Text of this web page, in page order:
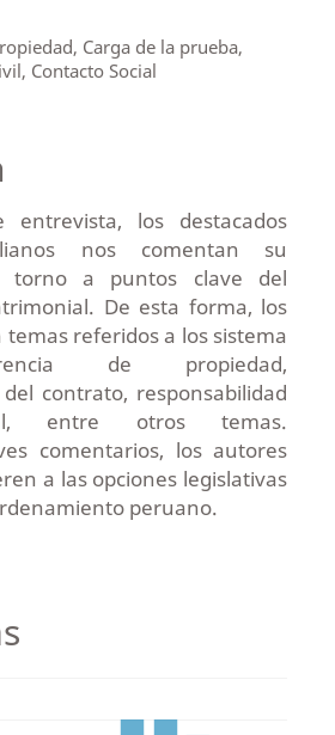
Carga de la prueba,
Contacto Social
entrevista, los destacados
nos comentan su
torno a puntos clave del
De esta forma, los
referidos a los sistema
de propiedad,
contrato, responsabilidad
entre otros temas.
comentarios, los autores
a las opciones legislativas
peruano.